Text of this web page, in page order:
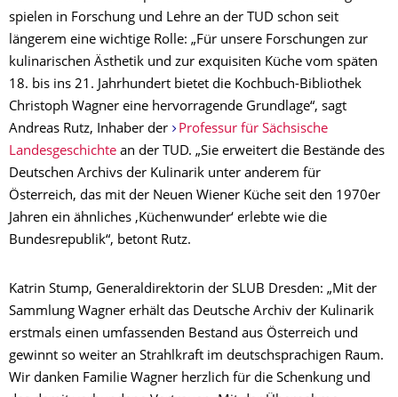
spielen in Forschung und Lehre an der TUD schon seit
längerem eine wichtige Rolle: „Für unsere Forschungen zur
kulinarischen Ästhetik und zur exquisiten Küche vom späten
18. bis ins 21. Jahrhundert bietet die Kochbuch-Bibliothek
Christoph Wagner eine hervorragende Grundlage“, sagt
Andreas Rutz, Inhaber der
Professur für Sächsische
Landesgeschichte an der TUD. „Sie erweitert die Bestände des
Deutschen Archivs der Kulinarik unter anderem für
Österreich, das mit der Neuen Wiener Küche seit den 1970er
Jahren ein ähnliches ‚Küchenwunder‘ erlebte wie die
Bundesrepublik“, betont Rutz.
Katrin Stump, Generaldirektorin der SLUB Dresden: „Mit der
Sammlung Wagner erhält das Deutsche Archiv der Kulinarik
erstmals einen umfassenden Bestand aus Österreich und
gewinnt so weiter an Strahlkraft im deutschsprachigen Raum.
Wir danken Familie Wagner herzlich für die Schenkung und